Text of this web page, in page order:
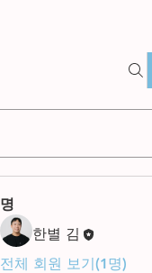
명
한별 김
전체 회원 보기(1명)